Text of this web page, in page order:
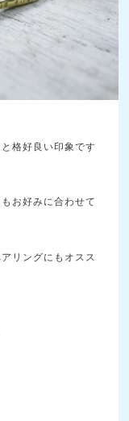
格好良い印象です
お好みに合わせて
リングにもオスス